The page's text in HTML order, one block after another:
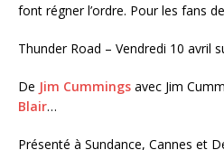
font régner l’ordre. Pour les fans
Thunder Road – Vendredi 10 avril
De Jim Cummings avec Jim
Blair…
Présenté à Sundance, Cannes et